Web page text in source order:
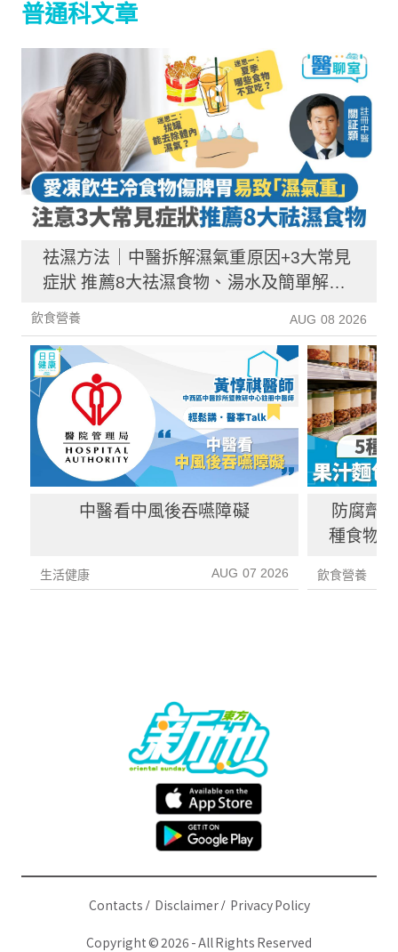
普通科文章
祛濕方法｜中醫拆解濕氣重原因+3大常見
症狀 推薦8大祛濕食物、湯水及簡單解決
方法！
飲食營養 AUG 08 2026
中醫看中風後吞嚥障礙
生活健康 AUG 07 2026
防腐劑
種食物
飲食營養